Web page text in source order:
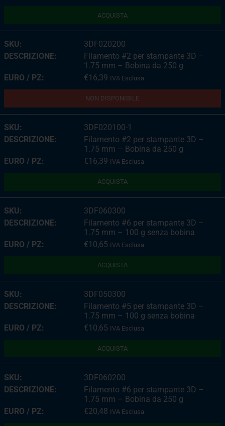
ACQUISTA
3DF020200
Filamento #2 per stampante 3D –
1.75 mm – Bobina da 250 g
€16,39 IVA Esclusa
NON DISPONIBILE
3DF020100-1
Filamento #2 per stampante 3D –
1.75 mm – Bobina da 250 g
€16,39 IVA Esclusa
ACQUISTA
3DF060300
Filamento #6 per stampante 3D –
1.75 mm – 100 g senza bobina
€10,65 IVA Esclusa
ACQUISTA
3DF050300
Filamento #5 per stampante 3D –
1.75 mm – 100 g senza bobina
€10,65 IVA Esclusa
ACQUISTA
3DF060200
Filamento #6 per stampante 3D –
1.75 mm – Bobina da 250 g
€20,48 IVA Esclusa